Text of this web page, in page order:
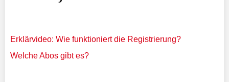
Erklärvideo: Wie funktioniert die Registrierung?
Welche Abos gibt es?